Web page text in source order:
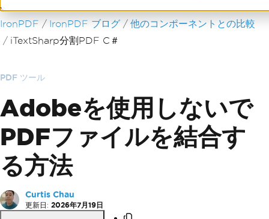
フッターコンテンツにスキップ
IronPDF IronPDF ブログ
他のコンポーネントとの比較
iTextSharp分割PDF C＃
PDF ツール
Adobeを使用しないで
PDFファイルを結合す
る方法
Curtis Chau
更新日: 2026年7月19日